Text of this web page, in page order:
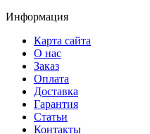
Информация
Карта сайта
О нас
Заказ
Оплата
Доставка
Гарантия
Статьи
Контакты